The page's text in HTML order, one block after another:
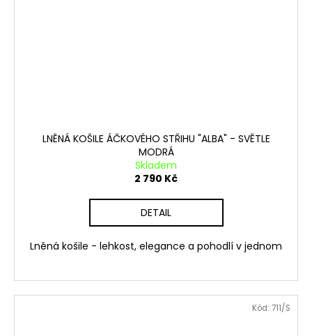
LNĚNÁ KOŠILE ÁČKOVÉHO STŘIHU "ALBA" - SVĚTLE
MODRÁ
Skladem
2 790 Kč
DETAIL
Lněná košile - lehkost, elegance a pohodlí v jednom
Kód: 711/S